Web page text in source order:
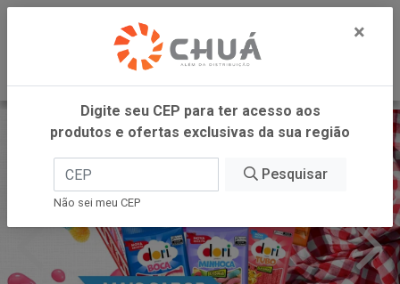
×
Digite seu CEP para ter acesso aos
produtos e ofertas exclusivas da sua região
Pesquisar
Não sei meu CEP